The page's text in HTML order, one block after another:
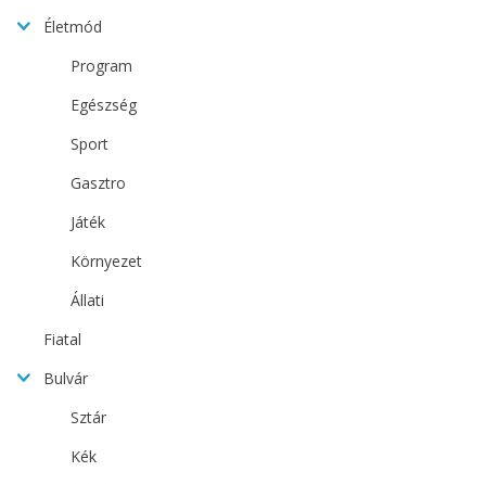
Életmód
Program
Egészség
Sport
Gasztro
Játék
Környezet
Állati
Fiatal
Bulvár
Sztár
Kék